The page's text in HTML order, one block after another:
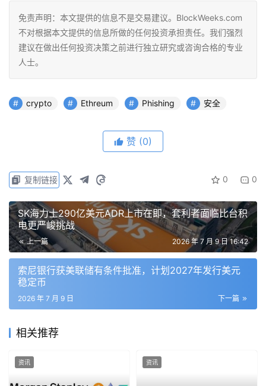
免责声明：本文提供的信息不是交易建议。BlockWeeks.com
不对根据本文提供的信息所做的任何投资承担责任。我们强烈
建议在做出任何投资决策之前进行独立研究或咨询合格的专业
人士。
crypto Ethreum Phishing 安全
赞 (0)
0 0
复制链接
SK海力士290亿美元ADR上市在即，套利者面临比台积
电更严峻挑战
上一篇 2026 年 7 月 9 日 16:42
索尼银行获美联储有条件批准，计划2027年发行美元
稳定币
下一篇
2026 年 7 月 9 日
相关推荐
资讯 资讯